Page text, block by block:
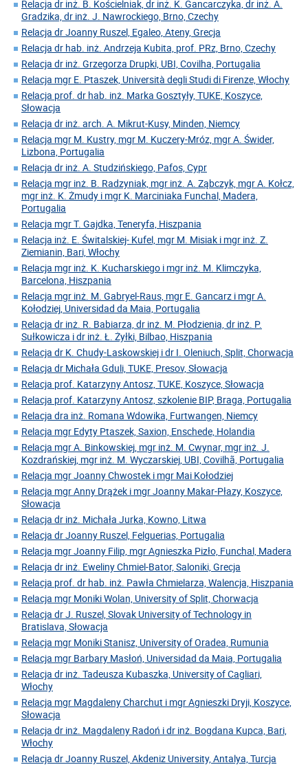
Relacja dr inż. B. Kościelniak, dr inż. K. Gancarczyka, dr inż. A.
Gradzika, dr inż. J. Nawrockiego, Brno, Czechy
Relacja dr Joanny Ruszel, Egaleo, Ateny, Grecja
Relacja dr hab. inż. Andrzeja Kubita, prof. PRz, Brno, Czechy
Relacja dr inż. Grzegorza Drupki, UBI, Covilha, Portugalia
Relacja mgr E. Ptaszek, Università degli Studi di Firenze, Włochy
Relacja prof. dr hab. inż. Marka Gosztyły, TUKE, Koszyce,
Słowacja
Relacja dr inż. arch. A. Mikrut-Kusy, Minden, Niemcy
Relacja mgr M. Kustry, mgr M. Kuczery-Mróz, mgr A. Świder,
Lizbona, Portugalia
Relacja dr inż. A. Studzińskiego, Pafos, Cypr
Relacja mgr inż. B. Radzyniak, mgr inż. A. Ząbczyk, mgr A. Kołcz,
mgr inż. K. Żmudy i mgr K. Marciniaka Funchal, Madera,
Portugalia
Relacja mgr T. Gajdka, Teneryfa, Hiszpania
Relacja inż. E. Świtalskiej- Kufel, mgr M. Misiak i mgr inż. Z.
Ziemianin, Bari, Włochy
Relacja mgr inż. K. Kucharskiego i mgr inż. M. Klimczyka,
Barcelona, Hiszpania
Relacja mgr inż. M. Gabryel-Raus, mgr E. Gancarz i mgr A.
Kołodziej, Universidad da Maia, Portugalia
Relacja dr inż. R. Babiarza, dr inż. M. Płodzienia, dr inż. P.
Sułkowicza i dr inż. Ł. Żyłki, Bilbao, Hiszpania
Relacja dr K. Chudy-Laskowskiej i dr I. Oleniuch, Split, Chorwacja
Relacja dr Michała Gduli, TUKE, Presov, Słowacja
Relacja prof. Katarzyny Antosz, TUKE, Koszyce, Słowacja
Relacja prof. Katarzyny Antosz, szkolenie BIP, Braga, Portugalia
Relacja dra inż. Romana Wdowika, Furtwangen, Niemcy
Relacja mgr Edyty Ptaszek, Saxion, Enschede, Holandia
Relacja mgr A. Binkowskiej, mgr inż. M. Cwynar, mgr inż. J.
Kozdrańskiej, mgr inż. M. Wyczarskiej, UBI, Covilhã, Portugalia
Relacja mgr Joanny Chwostek i mgr Mai Kołodziej
Relacja mgr Anny Drążek i mgr Joanny Makar-Płazy, Koszyce,
Słowacja
Relacja dr inż. Michała Jurka, Kowno, Litwa
Relacja dr Joanny Ruszel, Felguerias, Portugalia
Relacja mgr Joanny Filip, mgr Agnieszka Pizło, Funchal, Madera
Relacja dr inż. Eweliny Chmiel-Bator, Saloniki, Grecja
Relacja prof. dr hab. inż. Pawła Chmielarza, Walencja, Hiszpania
Relacja mgr Moniki Wolan, University of Split, Chorwacja
Relacja dr J. Ruszel, Slovak University of Technology in
Bratislava, Słowacja
Relacja mgr Moniki Stanisz, University of Oradea, Rumunia
Relacja mgr Barbary Masłoń, Universidad da Maia, Portugalia
Relacja dr inż. Tadeusza Kubaszka, University of Cagliari,
Włochy
Relacja mgr Magdaleny Charchut i mgr Agnieszki Dryji, Koszyce,
Słowacja
Relacja dr inż. Magdaleny Radoń i dr inż. Bogdana Kupca, Bari,
Włochy
Relacja dr Joanny Ruszel, Akdeniz University, Antalya, Turcja